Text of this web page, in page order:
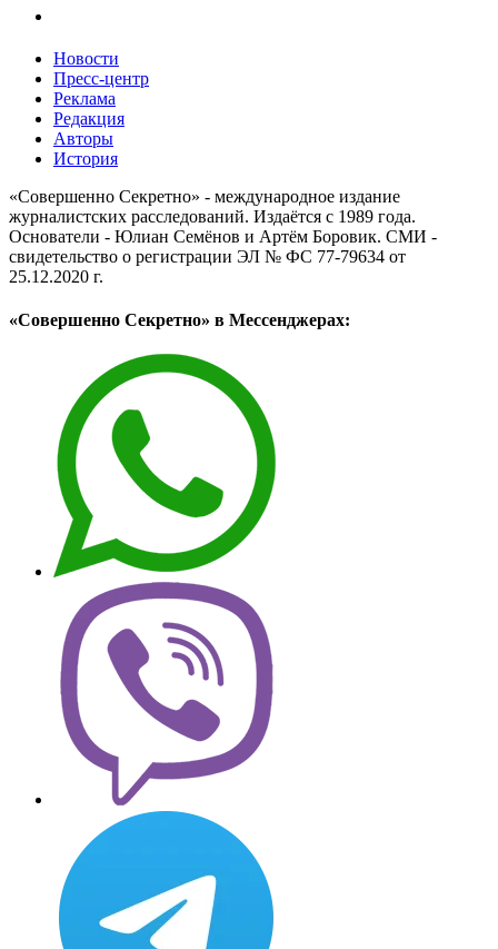
Новости
Пресс-центр
Реклама
Редакция
Авторы
История
«Совершенно Секретно» - международное издание
журналистских расследований. Издаётся с 1989 года.
Основатели - Юлиан Семёнов и Артём Боровик. CМИ -
свидетельство о регистрации ЭЛ № ФС 77-79634 от
25.12.2020 г.
«Совершенно Секретно» в Мессенджерах: